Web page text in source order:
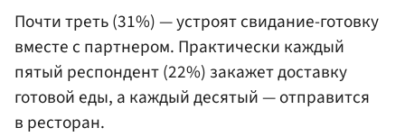
Почти треть (31%) — устроят свидание-готовку
вместе с партнером. Практически каждый
пятый респондент (22%) закажет доставку
готовой еды, а каждый десятый — отправится
в ресторан.